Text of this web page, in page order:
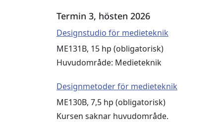
Termin 3, hösten 2026
Designstudio för medieteknik
ME131B, 15 hp (obligatorisk)
Huvudområde: Medieteknik
Designmetoder för medieteknik
ME130B, 7,5 hp (obligatorisk)
Kursen saknar huvudområde.